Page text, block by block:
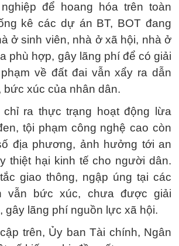
để hoang hóa trên toàn
kê các dự án BT, BOT đang
ở sinh viên, nhà ở xã hội, nhà ở
phù hợp, gây lãng phí để có giải
về đất đai vẫn xẩy ra dẫn
bức xúc của nhân dân.
chỉ ra thực trạng hoạt động lừa
tội phạm công nghệ cao còn
địa phương, ảnh hưởng tới an
thiệt hại kinh tế cho người dân.
giao thông, ngập úng tại các
vẫn bức xúc, chưa được giải
gây lãng phí nguồn lực xã hội.
trên, Ủy ban Tài chính, Ngân